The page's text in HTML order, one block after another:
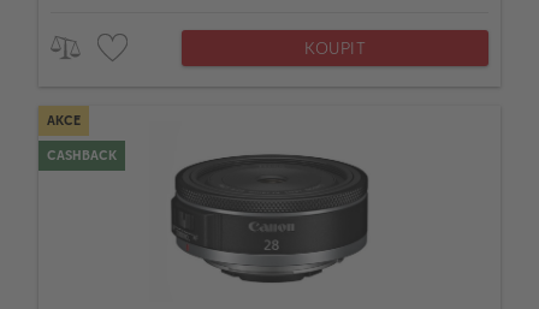
KOUPIT
AKCE
CASHBACK